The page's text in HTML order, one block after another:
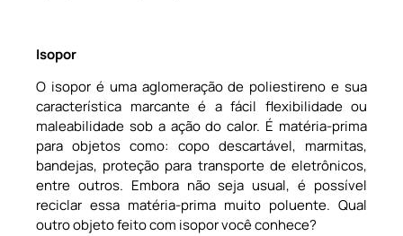
Isopor
O isopor é uma aglomeração de poliestireno e sua
característica marcante é a fácil flexibilidade ou
maleabilidade sob a ação do calor. É matéria-prima
para objetos como: copo descartável, marmitas,
bandejas, proteção para transporte de eletrônicos,
entre outros. Embora não seja usual, é possível
reciclar essa matéria-prima muito poluente. Qual
outro objeto feito com isopor você conhece?